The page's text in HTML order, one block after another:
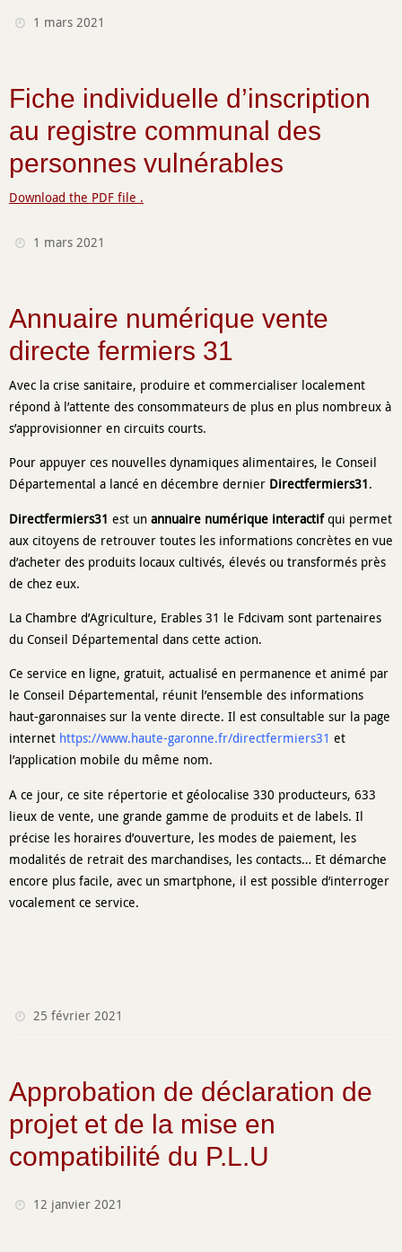
1 mars 2021
Fiche individuelle d’inscription
au registre communal des
personnes vulnérables
Download the PDF file .
1 mars 2021
Annuaire numérique vente
directe fermiers 31
Avec la crise sanitaire, produire et commercialiser localement
répond à l’attente des consommateurs de plus en plus nombreux à
s’approvisionner en circuits courts.
Pour appuyer ces nouvelles dynamiques alimentaires, le Conseil
Départemental a lancé en décembre dernier Directfermiers31.
Directfermiers31 est un annuaire numérique interactifqui permet
aux citoyens de retrouver toutes les informations concrètes en vue
d’acheter des produits locaux cultivés, élevés ou transformés près
de chez eux.
La Chambre d’Agriculture, Erables 31 le Fdcivam sont partenaires
du Conseil Départemental dans cette action.
Ce service en ligne, gratuit, actualisé en permanence et animé par
le Conseil Départemental, réunit l’ensemble des informations
haut-garonnaises sur la vente directe. Il est consultable sur la page
internet https://www.haute-garonne.fr/directfermiers31 et
l’application mobile du même nom.
A ce jour, ce site répertorie et géolocalise 330 producteurs, 633
lieux de vente, une grande gamme de produits et de labels. Il
précise les horaires d’ouverture, les modes de paiement, les
modalités de retrait des marchandises, les contacts… Et démarche
encore plus facile, avec un smartphone, il est possible d’interroger
vocalement ce service.
25 février 2021
Approbation de déclaration de
projet et de la mise en
compatibilité du P.L.U
12 janvier 2021